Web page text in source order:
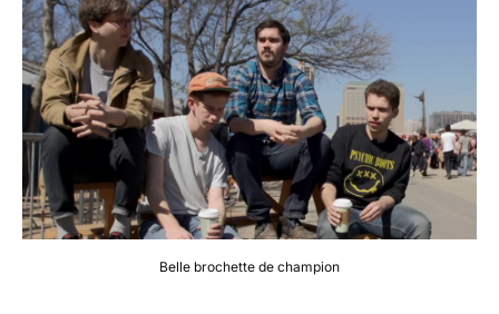
Belle brochette de champion